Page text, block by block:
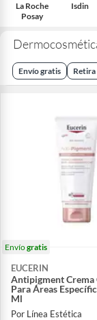
La Roche
Posay
Isdin
Envío gratis Retira
Envíogratis
EUCERIN
Antipigment Crema
Para Áreas
Ml
Por Línea Estética